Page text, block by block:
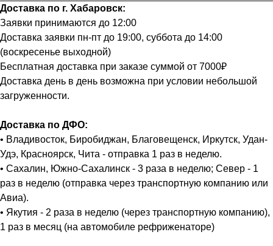
Доставка по г. Хабаровск:
Заявки принимаются до 12:00
Доставка заявки пн-пт до 19:00, суббота до 14:00
(воскресенье выходной)
Бесплатная доставка при заказе суммой от 7000₽
Доставка день в день возможна при условии небольшой
загруженности.
Доставка по ДФО:
• Владивосток, Биробиджан, Благовещенск, Иркутск, Удан-
Удэ, Красноярск, Чита - отправка 1 раз в неделю.
• Сахалин, Южно-Сахалинск - 3 раза в неделю; Север - 1
раз в неделю (отправка через транспортную компанию или
Авиа).
• Якутия - 2 раза в неделю (через транспортную компанию),
1 раз в месяц (на автомобиле рефриженаторе)